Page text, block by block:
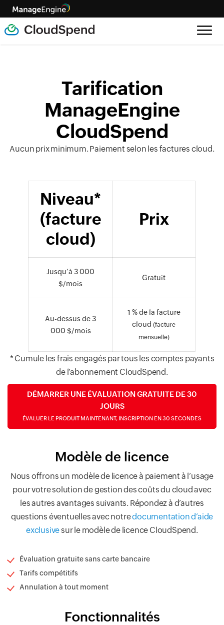
Tarification
ManageEngine
CloudSpend
Aucun prix minimum. Paiement selon les factures cloud.
Niveau*
(facture
cloud)
Prix
Jusqu’à 3 000
$/mois
Gratuit
Au-dessus de 3
000 $/mois
1 % de la facture
cloud (facture
mensuelle)
* Cumule les frais engagés par tous les comptes payants
de l’abonnement CloudSpend.
DÉMARRER UNE ÉVALUATION GRATUITE DE 30
JOURS
ÉVALUER LE PRODUIT MAINTENANT, INSCRIPTION EN 30 SECONDES
Modèle de licence
Nous offrons un modèle de licence à paiement à l’usage
pour votre solution de gestion des coûts du cloud avec
les autres avantages suivants. Répondez à d’autres
questions éventuelles avec notredocumentation d’aide
exclusivesur le modèle de licence CloudSpend.
Évaluation gratuite sans carte bancaire
Tarifs compétitifs
Annulation à tout moment
Fonctionnalités